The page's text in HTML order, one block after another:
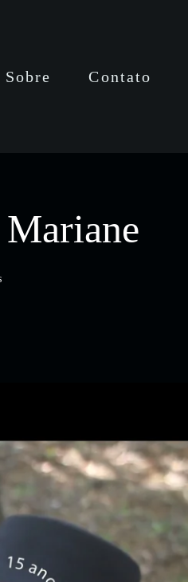
Sobre Contato
Mariane